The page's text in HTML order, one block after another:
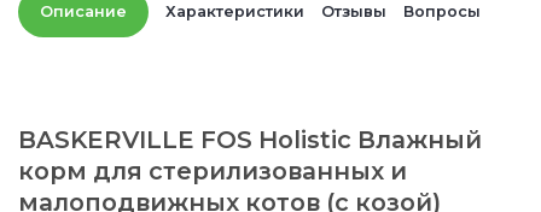
Описание Характеристики Отзывы Вопросы
BASKERVILLE FOS Holistic Влажный
корм для стерилизованных и
малоподвижных котов (с козой)